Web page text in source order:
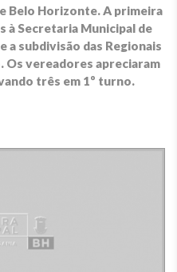
Belo Horizonte. A primeira
Secretaria Municipal de
a subdivisão das Regionais
vereadores apreciaram
três em 1º turno.